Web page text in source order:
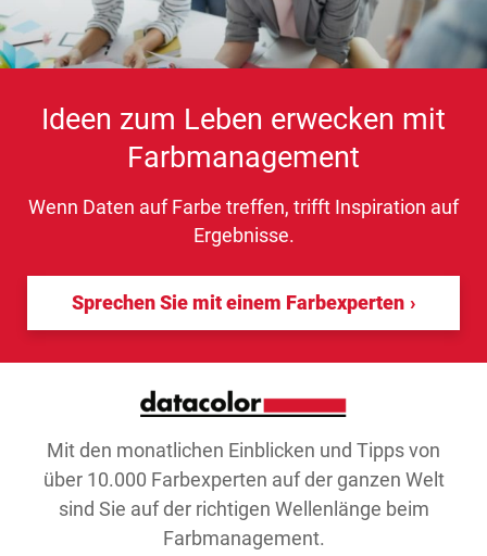
Ideen zum Leben erwecken mit
Farbmanagement
Wenn Daten auf Farbe treffen, trifft Inspiration auf
Ergebnisse.
Sprechen Sie mit einem Farbexperten
Mit den monatlichen Einblicken und Tipps von
über 10.000 Farbexperten auf der ganzen Welt
sind Sie auf der richtigen Wellenlänge beim
Farbmanagement.